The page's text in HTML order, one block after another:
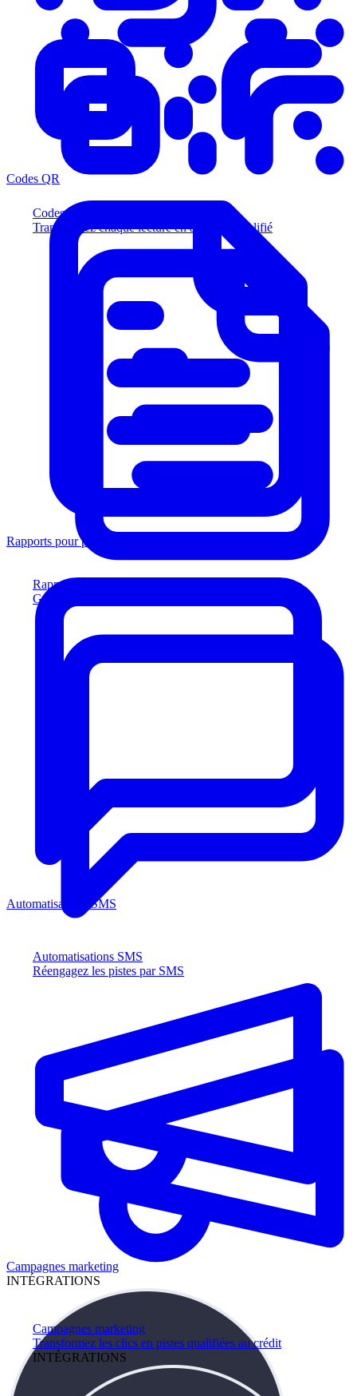
Codes QR
Transformez chaque lecture en acheteur qualifié
Rapports pour prêteurs
Générez des rapports conformes aux prêteurs
Automatisations SMS
Réengagez les pistes par SMS
Campagnes marketing
Transformez les clics en pistes qualifiées au crédit
INTÉGRATIONS
Codes QR
Rapports pour prêteurs
Automatisations SMS
Campagnes marketing
INTÉGRATIONS